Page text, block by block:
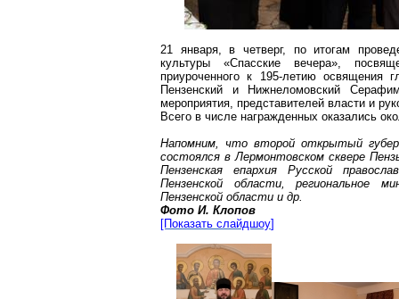
21 января, в четверг, по итогам
культуры «Спасские вечера»,
приуроченного к 195-летию освящения
Пензенский и
Нижнеломовский
мероприятия, представителей власти и
Всего в числе награжденных оказались
Напомним, что второй открытый
состоялся вЛермонтовскомсквере
Пензенская епархия Русской
Пензенской области, региональное
Пензенской области и др.
Фото И. Клопов
[Показать слайдшоу]